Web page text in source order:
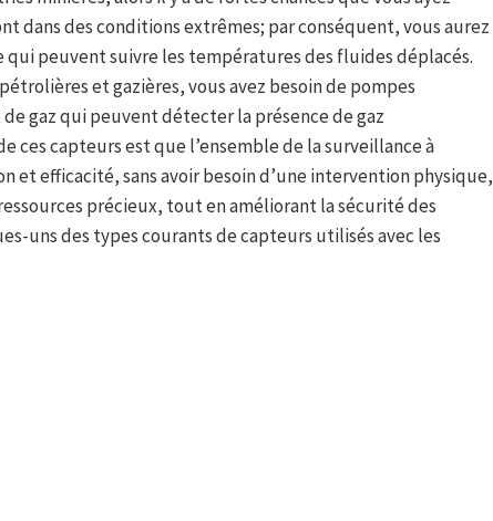
dans des conditions extrêmes; par conséquent, vous aurez
peuvent suivre les températures des fluides déplacés.
et gazières, vous avez besoin de pompes
gaz qui peuvent détecter la présence de gaz
ces capteurs est que l’ensemble de la surveillance à
et efficacité, sans avoir besoin d’une intervention physique,
précieux, tout en améliorant la sécurité des
uns des types courants de capteurs utilisés avec les